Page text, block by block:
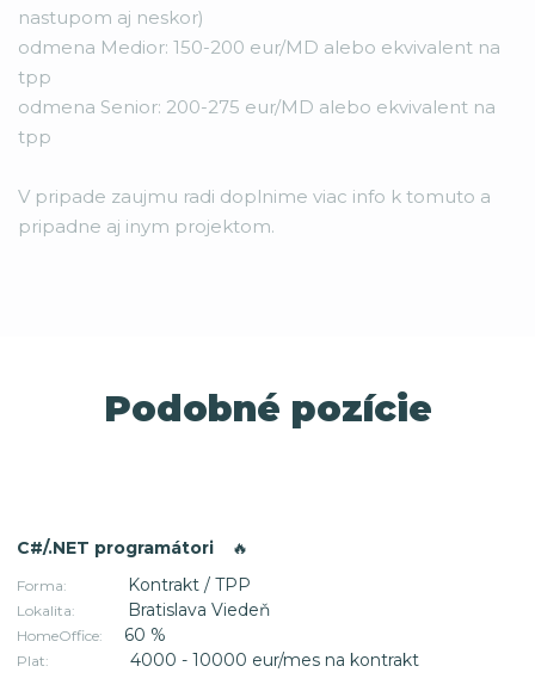
nastupom aj neskor)
odmena Medior: 150-200 eur/MD alebo ekvivalent na
tpp
odmena Senior: 200-275 eur/MD alebo ekvivalent na
tpp
V pripade zaujmu radi doplnime viac info k tomuto a
pripadne aj inym projektom.
Podobné pozície
C#/.NET programátori 🔥
Forma: Kontrakt / TPP
Lokalita: Bratislava Viedeň
HomeOffice: 60 %
Plat: 4000 - 10000 eur/mes na kontrakt